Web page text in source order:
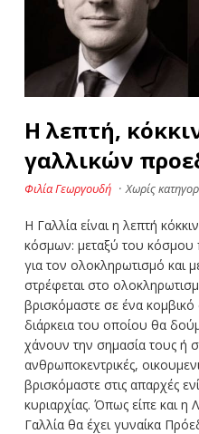
Η λεπτή,
γαλλικών
Φιλία Γεωργουδή · Χωρίς
H Γαλλία είναι η λεπτή
κόσμων: μεταξύ του κόσμου
για τον ολοκληρωτισμό και
στρέφεται στο
βρισκόμαστε σε ένα κομβικό
διάρκεια του οποίου θα
χάνουν την σημασία τους ή
ανθρωποκεντρικές,
βρισκόμαστε στις απαρχές
κυριαρχίας. Όπως είπε και η
Γαλλία θα έχει γυναίκα